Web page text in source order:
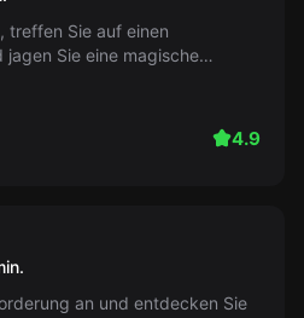
treffen Sie auf einen
jagen Sie eine magische
4.9
an und entdecken Sie